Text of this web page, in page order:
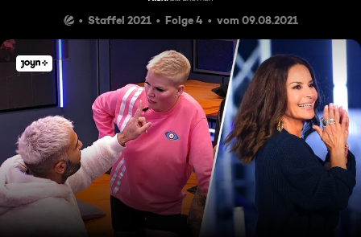
Staffel 2021 Folge 4 vom 09.08.2021